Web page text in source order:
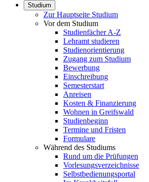
Studium
Zur Hauptseite Studium
Vor dem Studium
Studienfächer A-Z
Lehramt studieren
Studienorientierung
Zugang zum Studium
Bewerbung
Einschreibung
Semesterstart
Anreisen
Kosten & Finanzierung
Wohnen in Greifswald
Studienbeginn
Termine und Fristen
Formulare
Während des Studiums
Rund um die Prüfungen
Vorlesungsverzeichnisse
Selbstbedienungsportal